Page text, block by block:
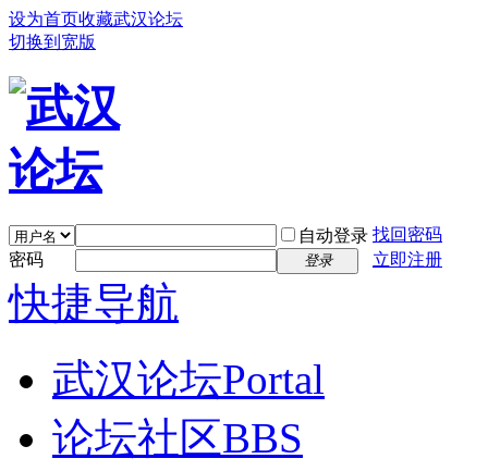
设为首页收藏武汉论坛
切换到宽版
自动登录 找回密码
密码
登录 立即注册
快捷导航
武汉论坛Portal
论坛社区BBS